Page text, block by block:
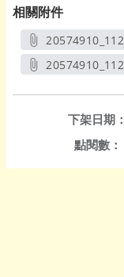
相關附件
另
下架日期：
點閱數：